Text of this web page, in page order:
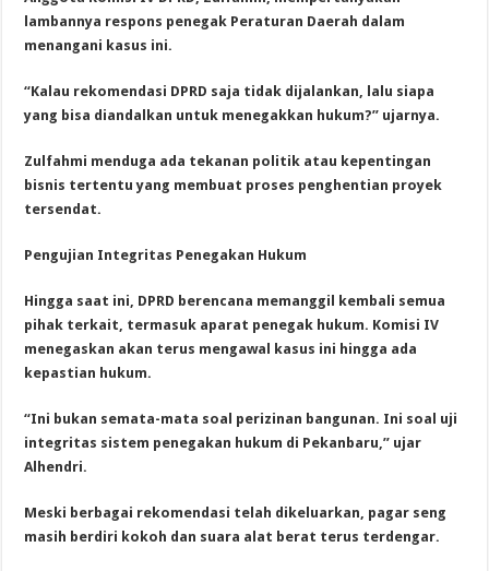
lambannya respons penegak Peraturan Daerah dalam
menangani kasus ini.
“Kalau rekomendasi DPRD saja tidak dijalankan, lalu siapa
yang bisa diandalkan untuk menegakkan hukum?” ujarnya.
Zulfahmi menduga ada tekanan politik atau kepentingan
bisnis tertentu yang membuat proses penghentian proyek
tersendat.
Pengujian Integritas Penegakan Hukum
Hingga saat ini, DPRD berencana memanggil kembali semua
pihak terkait, termasuk aparat penegak hukum. Komisi IV
menegaskan akan terus mengawal kasus ini hingga ada
kepastian hukum.
“Ini bukan semata-mata soal perizinan bangunan. Ini soal uji
integritas sistem penegakan hukum di Pekanbaru,” ujar
Alhendri.
Meski berbagai rekomendasi telah dikeluarkan, pagar seng
masih berdiri kokoh dan suara alat berat terus terdengar.